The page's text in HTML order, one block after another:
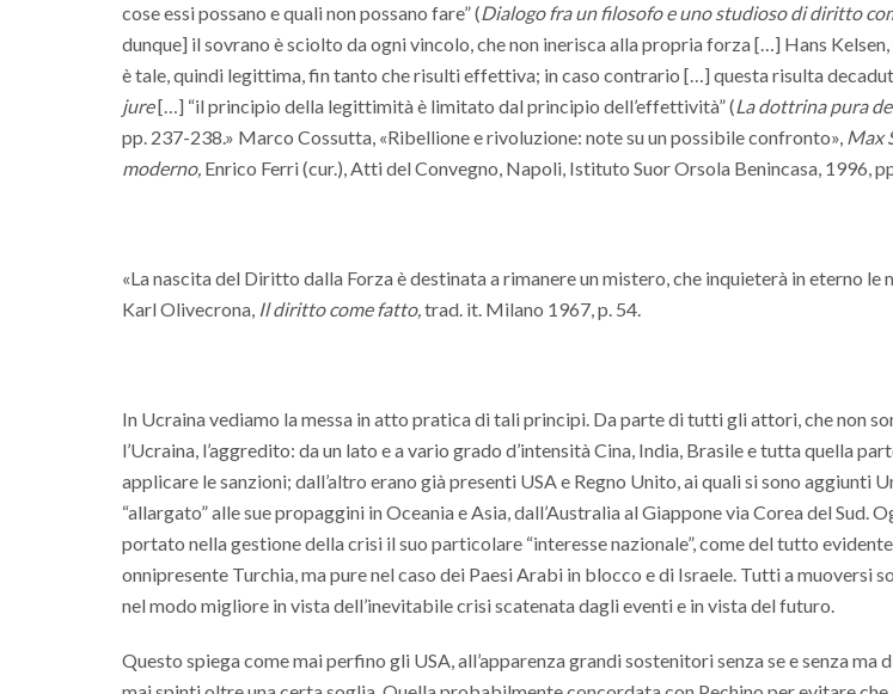
cose essi possano e quali non possano fare” (Dialogo fra un filosofo e uno studioso di diritto
dunque] il sovrano è sciolto da ogni vincolo, che non inerisca alla propria forza […] Hans
è tale, quindi legittima, fin tanto che risulti effettiva; in caso contrario […] questa risulta
jure[…] “il principio della legittimità è limitato dal principio dell’effettività” (La dottrina pura
pp. 237-238.» Marco Cossutta, «Ribellione e rivoluzione: note su un possibile confronto», Max
moderno, Enrico Ferri (cur.), Atti del Convegno, Napoli, Istituto Suor Orsola Benincasa, 1996,
«La nascita del Diritto dalla Forza è destinata a rimanere un mistero, che inquieterà in eterno
Karl Olivecrona, Il diritto come fatto,trad. it. Milano 1967, p. 54.
In Ucraina vediamo la messa in atto pratica di tali principi. Da parte di tutti gli attori, che non
l’Ucraina, l’aggredito: da un lato e a vario grado d’intensità Cina, India, Brasile e tutta quella
applicare le sanzioni; dall’altro erano già presenti USA e Regno Unito, ai quali si sono aggiunti
“allargato” alle sue propaggini in Oceania e Asia, dall’Australia al Giappone via Corea del Sud.
portato nella gestione della crisi il suo particolare “interesse nazionale”, come del tutto
onnipresente Turchia, ma pure nel caso dei Paesi Arabi in blocco e di Israele. Tutti a muoversi
nel modo migliore in vista dell’inevitabile crisi scatenata dagli eventi e in vista del futuro.
Questo spiega come mai perfino gli USA, all’apparenza grandi sostenitori senza se e senza ma